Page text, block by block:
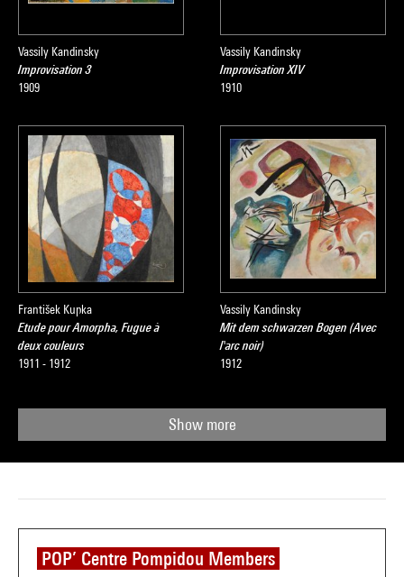
Vassily Kandinsky
Improvisation 3
1909
Vassily Kandinsky
Improvisation XIV
1910
František Kupka
Etude pour Amorpha, Fugue à
deux couleurs
1911 - 1912
Vassily Kandinsky
Mit dem schwarzen Bogen (Avec
l'arc noir)
1912
Show more
POP’ Centre Pompidou Members